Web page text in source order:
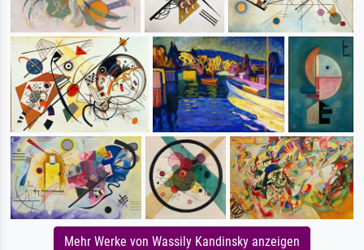
Mehr Werke von Wassily Kandinsky anzeigen